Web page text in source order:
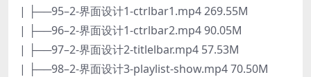
| ├──95–2-界面设计1-ctrlbar1.mp4 269.55M
| ├──96–2-界面设计1-ctrlbar2.mp4 90.05M
| ├──97–2-界面设计2-titlelbar.mp4 57.53M
| ├──98–2-界面设计3-playlist-show.mp4 70.50M